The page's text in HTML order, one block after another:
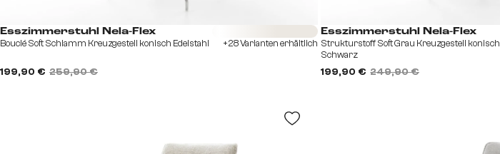
Esszimmerstuhl Nela-Flex
Bouclé Soft Schlamm Kreuzgestell konisch Edelstahl
199,90 € 259,90 €
Sofort versandfertig
+28 Varianten erhältlich
Esszimmerstuhl Nela-Flex
Strukturstoff Soft Grau Kreuzgestell konisch
Schwarz
199,90 € 249,90 €